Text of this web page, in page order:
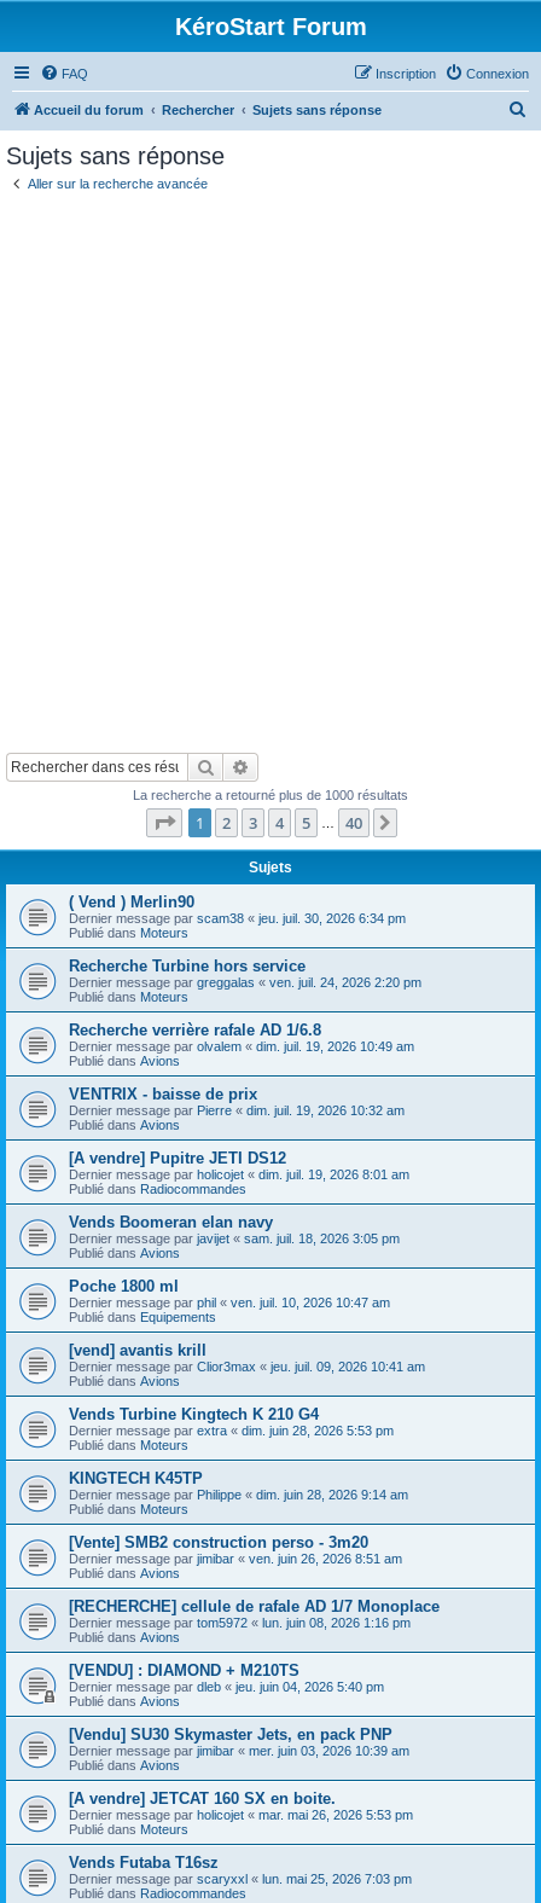
KéroStart Forum
FAQ Connexion
Inscription
Accueil du forum Rechercher Sujets sans réponse
Sujets sans réponse
Aller sur la recherche avancée
Rechercher
La recherche a retourné plus de 1000 résultats
Page 1sur40
1 2 3 4 5 40
Sujets
( Vend ) Merlin90
Dernier message par scam38 « jeu. juil. 30, 2026 6:34 pm
Publié dans Moteurs
Recherche Turbine hors service
Dernier message par greggalas « ven. juil. 24, 2026 2:20 pm
Publié dans Moteurs
Recherche verrière rafale AD 1/6.8
Dernier message par olvalem « dim. juil. 19, 2026 10:49 am
Publié dans Avions
VENTRIX - baisse de prix
Dernier message par Pierre « dim. juil. 19, 2026 10:32 am
Publié dans Avions
[A vendre] Pupitre JETI DS12
Dernier message par holicojet « dim. juil. 19, 2026 8:01 am
Publié dans Radiocommandes
Vends Boomeran elan navy
Dernier message par javijet « sam. juil. 18, 2026 3:05 pm
Publié dans Avions
Poche 1800 ml
Dernier message par phil « ven. juil. 10, 2026 10:47 am
Publié dans Equipements
[vend] avantis krill
Dernier message par Clior3max « jeu. juil. 09, 2026 10:41 am
Publié dans Avions
Vends Turbine Kingtech K 210 G4
Dernier message par extra « dim. juin 28, 2026 5:53 pm
Publié dans Moteurs
KINGTECH K45TP
Dernier message par Philippe « dim. juin 28, 2026 9:14 am
Publié dans Moteurs
[Vente] SMB2 construction perso - 3m20
Dernier message par jimibar « ven. juin 26, 2026 8:51 am
Publié dans Avions
[RECHERCHE] cellule de rafale AD 1/7 Monoplace
Dernier message par tom5972 « lun. juin 08, 2026 1:16 pm
Publié dans Avions
[VENDU] : DIAMOND + M210TS
Dernier message par dleb « jeu. juin 04, 2026 5:40 pm
Publié dans Avions
[Vendu] SU30 Skymaster Jets, en pack PNP
Dernier message par jimibar « mer. juin 03, 2026 10:39 am
Publié dans Avions
[A vendre] JETCAT 160 SX en boite.
Dernier message par holicojet « mar. mai 26, 2026 5:53 pm
Publié dans Moteurs
Vends Futaba T16sz
Dernier message par scaryxxl « lun. mai 25, 2026 7:03 pm
Publié dans Radiocommandes